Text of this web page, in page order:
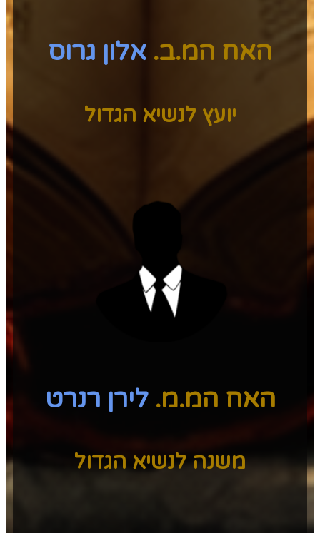
האח המ.ב. אלון גרוס
יועץ לנשיא הגדול
האח המ.מ.לירן רנרט
משנה לנשיא הגדול